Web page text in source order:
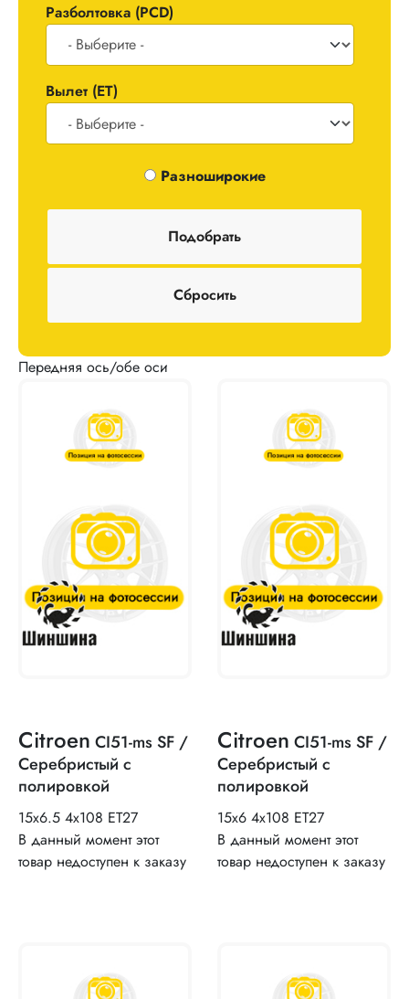
Разболтовка (PCD)
Вылет (ET)
Одноширокие / Разноширокие
Разноширокие
Передняя ось/обе оси
Citroen CI51-ms SF /
Серебристый с
полировкой
15x6.5 4x108 ET27
В данный момент этот
товар недоступен к заказу
Citroen CI51-ms SF /
Серебристый с
полировкой
15x6 4x108 ET27
В данный момент этот
товар недоступен к заказу